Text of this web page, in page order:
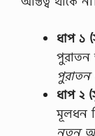
ধাপ ১
পুরাতন
ধাপ ২
মূলধন
নতুন